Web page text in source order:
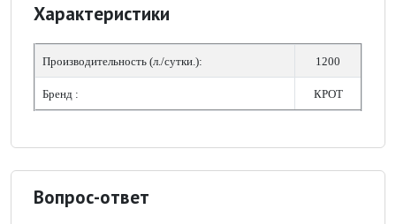
Характеристики
Производительность (л./сутки.): 1200
Бренд : КРОТ
Вопрос-ответ